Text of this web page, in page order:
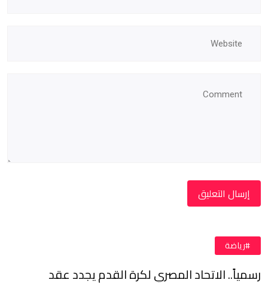
#رياضة
رسمياً.. الاتحاد المصري لكرة القدم يجدد عقد